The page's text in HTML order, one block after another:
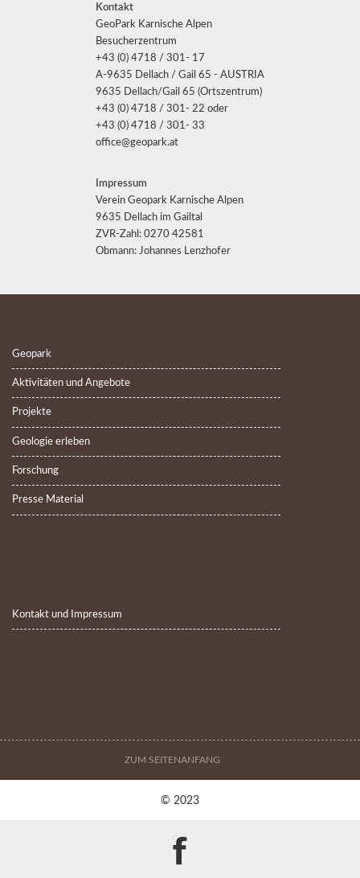
Kontakt
GeoPark Karnische Alpen
Besucherzentrum
+43 (0) 4718 / 301- 17
A-9635 Dellach / Gail 65 - AUSTRIA
9635 Dellach/Gail 65 (Ortszentrum)
+43 (0) 4718 / 301- 22 oder
+43 (0) 4718 / 301- 33
office@geopark.at
Impressum
Verein Geopark Karnische Alpen
9635 Dellach im Gailtal
ZVR-Zahl: 0270 42581
Obmann: Johannes Lenzhofer
Geopark
Aktivitäten und Angebote
Projekte
Geologie erleben
Forschung
Presse Material
Kontakt und Impressum
ZUM SEITENANFANG
© 2023